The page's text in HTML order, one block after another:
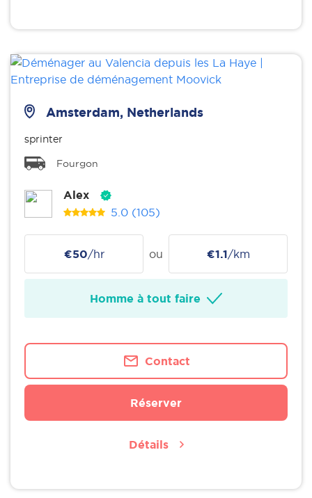
Amsterdam, Netherlands
sprinter
Fourgon
Alex
5.0 (105)
€50/hr ou €1.1/km
Homme à tout faire
Contact
Réserver
Détails